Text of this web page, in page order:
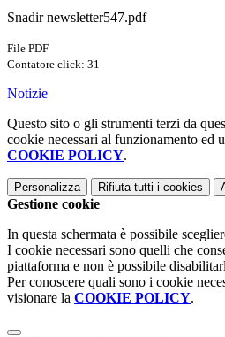
Snadir newsletter547.pdf
File PDF
Contatore click: 31
Notizie
Questo sito o gli strumenti terzi da
cookie necessari al funzionamento ed
COOKIE POLICY.
Personalizza Rifiuta tutti i cookies
Gestione cookie
In questa schermata è possibile
I cookie necessari sono quelli che
piattaforma e non è possibile
Per conoscere quali sono i cookie
visionare la COOKIE POLICY.